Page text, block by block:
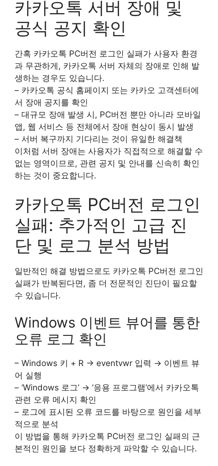
카카오톡 서버 장애 및
공식 공지 확인
간혹 카카오톡 PC버전 로그인 실패가 사용자 환경
과 무관하게, 카카오톡 서버 자체의 장애로 인해 발
생하는 경우도 있습니다.
– 카카오톡 공식 홈페이지 또는 카카오 고객센터에
서 장애 공지를 확인
– 대규모 장애 발생 시, PC버전 뿐만 아니라 모바일
앱, 웹 서비스 등 전체에서 장애 현상이 동시 발생
– 서버 복구까지 기다리는 것이 유일한 해결책
이처럼 서버 장애는 사용자가 직접적으로 해결할 수
없는 영역이므로, 관련 공지 및 안내를 신속히 확인
하는 것이 중요합니다.
카카오톡 PC버전 로그인
실패: 추가적인 고급 진
단 및 로그 분석 방법
일반적인 해결 방법으로도 카카오톡 PC버전 로그인
실패가 반복된다면, 좀 더 전문적인 진단이 필요할
수 있습니다.
Windows 이벤트 뷰어를 통한
오류 로그 확인
– Windows 키 + R → eventvwr 입력 → 이벤트 뷰
어 실행
– ‘Windows 로그’ → ‘응용 프로그램’에서 카카오톡
관련 오류 메시지 확인
– 로그에 표시된 오류 코드를 바탕으로 원인을 세부
적으로 분석
이 방법을 통해 카카오톡 PC버전 로그인 실패의 근
본적인 원인을 보다 정확하게 파악할 수 있습니다.